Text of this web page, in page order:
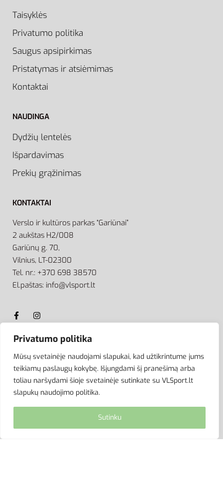
Privatumo politika
Mūsų svetainėje naudojami slapukai, kad užtikrintume jums
teikiamų paslaugų kokybę. Išjungdami šį pranešimą arba
toliau naršydami šioje svetainėje sutinkate su VLSport.lt
slapukų naudojimo politika.
Sutinku
Taisyklės
Privatumo politika
Saugus apsipirkimas
Pristatymas ir atsiėmimas
Kontaktai
NAUDINGA
Dydžių lentelės
Išpardavimas
Prekių grąžinimas
KONTAKTAI
Verslo ir kultūros parkas “Gariūnai”
2 aukštas H2/008
Gariūnų g. 70,
Vilnius, LT-02300
Tel. nr.: +370 698 38570
El.paštas: info@vlsport.lt